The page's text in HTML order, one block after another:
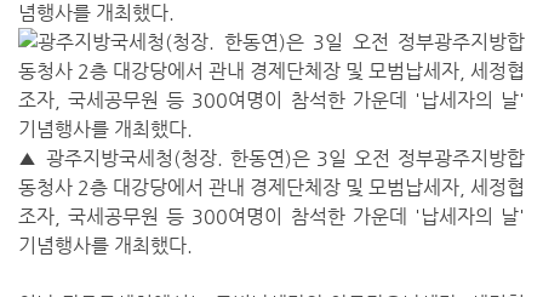
념행사를 개최했다.
▲ 광주지방국세청(청장. 한동연)은 3일 오전 정부광주지방합
동청사 2층 대강당에서 관내 경제단체장 및 모범납세자, 세정협
조자, 국세공무원 등 300여명이 참석한 가운데 '납세자의 날'
기념행사를 개최했다.